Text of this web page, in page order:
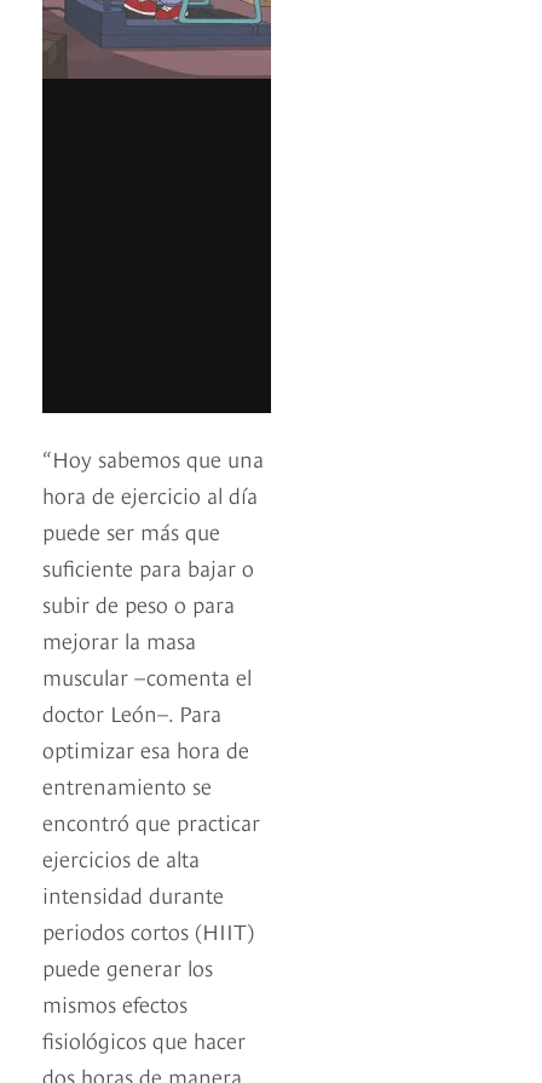
“Hoy sabemos que una
hora de ejercicio al día
puede ser más que
suficiente para bajar o
subir de peso o para
mejorar la masa
muscular –comenta el
doctor León–. Para
optimizar esa hora de
entrenamiento se
encontró que practicar
ejercicios de alta
intensidad durante
periodos cortos (HIIT)
puede generar los
mismos efectos
fisiológicos que hacer
dos horas de manera